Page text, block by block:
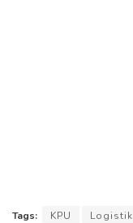
Tags: KPU Logistik